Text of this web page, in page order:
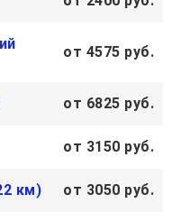
от 4575 руб.
от 6825 руб.
от 3150 руб.
км) от 3050 руб.